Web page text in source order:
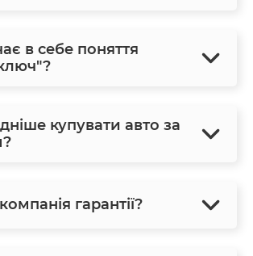
в себе поняття
купувати авто за
гарантії?